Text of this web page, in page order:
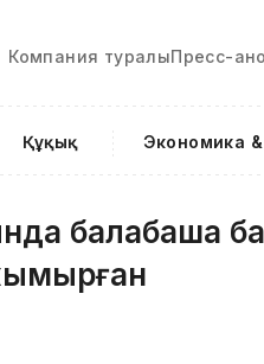
Компания туралыПресс-
Құқық Экономика
балабақша